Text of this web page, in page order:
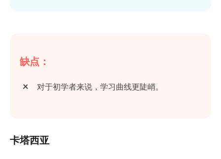
缺点：
对于初学者来说，学习曲线更陡峭。
卡塔西亚